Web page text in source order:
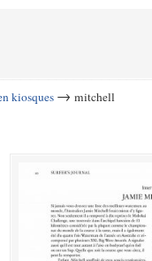
kiosques → mitchell